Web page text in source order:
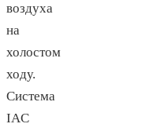
воздуха
на
холостом
ходу.
Система
IAC